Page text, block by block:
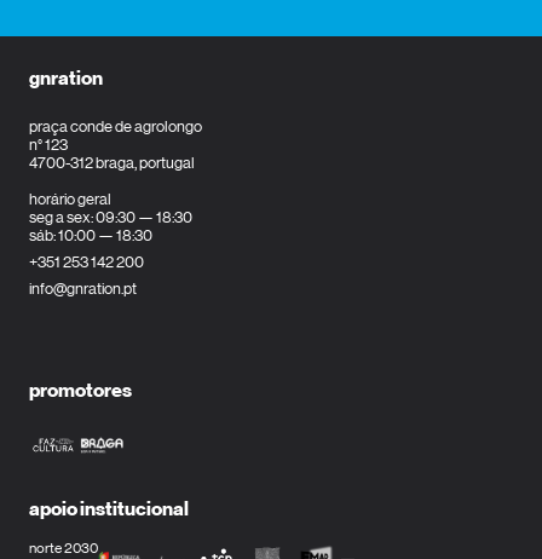
gnration
praça conde de agrolongo
n° 123
4700-312 braga, portugal
horário geral
seg a sex: 09:30 — 18:30
sáb: 10:00 — 18:30
+351 253 142 200
info@gnration.pt
promotores
apoio institucional
norte 2030